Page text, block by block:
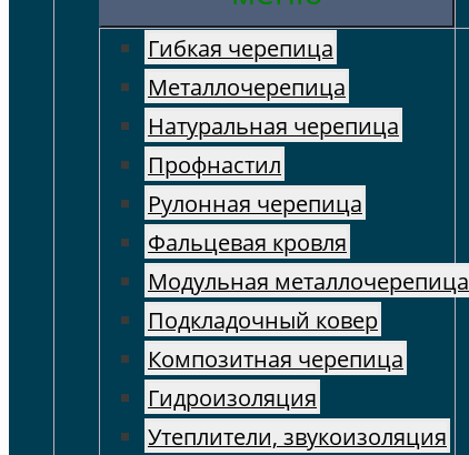
Гибкая черепица
Металлочерепица
Натуральная черепица
Профнастил
Рулонная черепица
Фальцевая кровля
Модульная металлочерепица
Подкладочный ковер
Композитная черепица
Гидроизоляция
Утеплители, звукоизоляция